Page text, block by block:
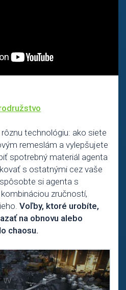
technológiu: ako siete
remeslám a vylepšujete
spotrebný materiál agenta
s ostatnými cez vaše
si agenta s
zručností,
Voľby, ktoré urobíte,
na obnovu alebo
chaosu.